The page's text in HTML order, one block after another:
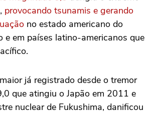
provocando tsunamis e gerando
no estado americano do
e em países latino-americanos que
já registrado desde o tremor
que atingiu o Japão em 2011 e
nuclear de Fukushima, danificou